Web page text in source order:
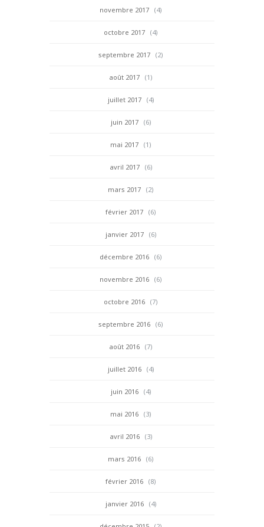
novembre 2017 (4)
octobre 2017 (4)
septembre 2017 (2)
août 2017 (1)
juillet 2017 (4)
juin 2017 (6)
mai 2017 (1)
avril 2017 (6)
mars 2017 (2)
février 2017 (6)
janvier 2017 (6)
décembre 2016 (6)
novembre 2016 (6)
octobre 2016 (7)
septembre 2016 (6)
août 2016 (7)
juillet 2016 (4)
juin 2016 (4)
mai 2016 (3)
avril 2016 (3)
mars 2016 (6)
février 2016 (8)
janvier 2016 (4)